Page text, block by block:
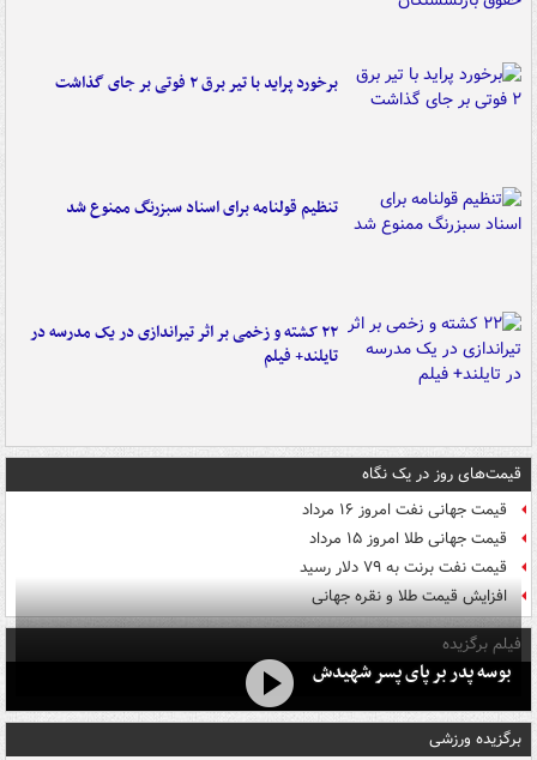
برخورد پراید با تیر برق ۲ فوتی بر جای گذاشت
تنظیم قولنامه برای اسناد سبزرنگ ممنوع شد
۲۲ کشته و زخمی بر اثر تیراندازی در یک مدرسه در
تایلند+ فیلم
قیمت‌های روز در یک نگاه
قیمت جهانی نفت امروز ۱۶ مرداد
قیمت جهانی طلا امروز ۱۵ مرداد
قیمت نفت برنت به ۷۹ دلار رسید
افزایش قیمت طلا و نقره جهانی
فیلم برگزیده
بوسه‌ پدر بر پای پسر شهیدش
برگزیده ورزشی